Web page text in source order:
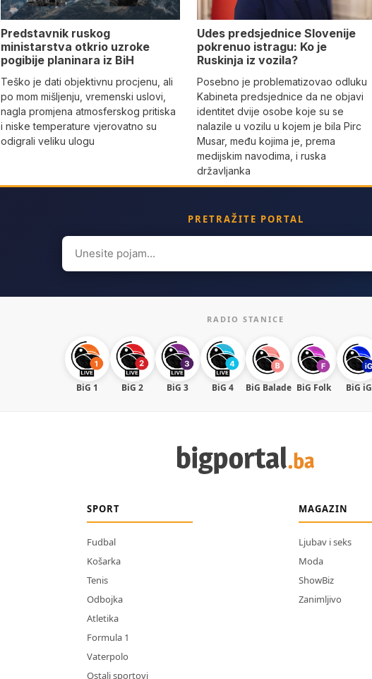
Predstavnik ruskog
ministarstva otkrio uzroke
pogibije planinara iz BiH
Teško je dati objektivnu procjenu, ali
po mom mišljenju, vremenski uslovi,
nagla promjena atmosferskog pritiska
i niske temperature vjerovatno su
odigrali veliku ulogu
Udes predsjednice Slovenije
pokrenuo istragu: Ko je
Ruskinja iz vozila?
Posebno je problematizovao odluku
Kabineta predsjednice da ne objavi
identitet dvije osobe koje su se
nalazile u vozilu u kojem je bila Pirc
Musar, među kojima je, prema
medijskim navodima, i ruska
državljanka
PRETRAŽITE PORTAL
Search
for:
RADIO STANICE
BiG 1 BiG 2 BiG 3 BiG 4 BiG Balade BiG Folk BiG iG
SPORT
Fudbal
Košarka
Tenis
Odbojka
Atletika
Formula 1
Vaterpolo
Ostali sportovi
MAGAZIN
Ljubav i seks
Moda
ShowBiz
Zanimljivo